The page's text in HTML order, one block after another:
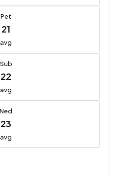
Pet
21
avg
Sub
22
avg
Ned
23
avg